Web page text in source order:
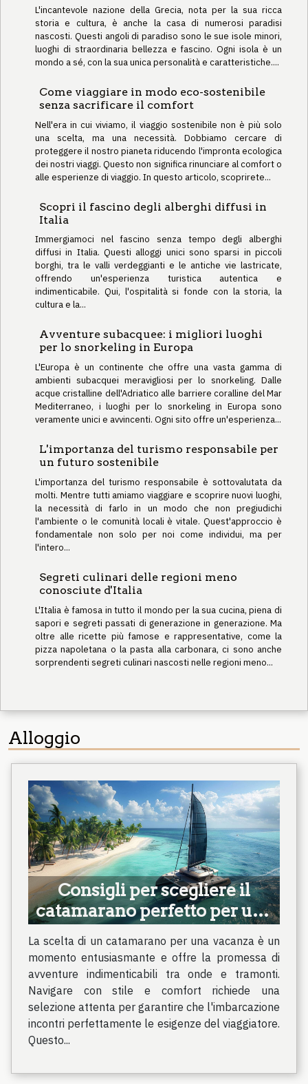
L'incantevole nazione della Grecia, nota per la sua ricca
storia e cultura, è anche la casa di numerosi paradisi
nascosti. Questi angoli di paradiso sono le sue isole minori,
luoghi di straordinaria bellezza e fascino. Ogni isola è un
mondo a sé, con la sua unica personalità e caratteristiche....
Come viaggiare in modo eco-sostenibile
senza sacrificare il comfort
Nell'era in cui viviamo, il viaggio sostenibile non è più solo
una scelta, ma una necessità. Dobbiamo cercare di
proteggere il nostro pianeta riducendo l'impronta ecologica
dei nostri viaggi. Questo non significa rinunciare al comfort o
alle esperienze di viaggio. In questo articolo, scoprirete...
Scopri il fascino degli alberghi diffusi in
Italia
Immergiamoci nel fascino senza tempo degli alberghi
diffusi in Italia. Questi alloggi unici sono sparsi in piccoli
borghi, tra le valli verdeggianti e le antiche vie lastricate,
offrendo un'esperienza turistica autentica e
indimenticabile. Qui, l'ospitalità si fonde con la storia, la
cultura e la...
Avventure subacquee: i migliori luoghi
per lo snorkeling in Europa
L'Europa è un continente che offre una vasta gamma di
ambienti subacquei meravigliosi per lo snorkeling. Dalle
acque cristalline dell'Adriatico alle barriere coralline del Mar
Mediterraneo, i luoghi per lo snorkeling in Europa sono
veramente unici e avvincenti. Ogni sito offre un'esperienza...
L'importanza del turismo responsabile per
un futuro sostenibile
L'importanza del turismo responsabile è sottovalutata da
molti. Mentre tutti amiamo viaggiare e scoprire nuovi luoghi,
la necessità di farlo in un modo che non pregiudichi
l'ambiente o le comunità locali è vitale. Quest'approccio è
fondamentale non solo per noi come individui, ma per
l'intero...
Segreti culinari delle regioni meno
conosciute d'Italia
L'Italia è famosa in tutto il mondo per la sua cucina, piena di
sapori e segreti passati di generazione in generazione. Ma
oltre alle ricette più famose e rappresentative, come la
pizza napoletana o la pasta alla carbonara, ci sono anche
sorprendenti segreti culinari nascosti nelle regioni meno...
Alloggio
Consigli per scegliere il
catamarano perfetto per una
vacanza
La scelta di un catamarano per una vacanza è un
momento entusiasmante e offre la promessa di
avventure indimenticabili tra onde e tramonti.
Navigare con stile e comfort richiede una
selezione attenta per garantire che l'imbarcazione
incontri perfettamente le esigenze del viaggiatore.
Questo...